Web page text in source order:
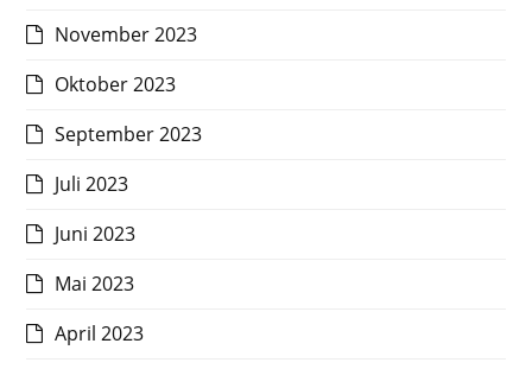
November 2023
Oktober 2023
September 2023
Juli 2023
Juni 2023
Mai 2023
April 2023